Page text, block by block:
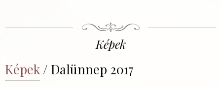
Képek
Képek / Dalünnep 2017